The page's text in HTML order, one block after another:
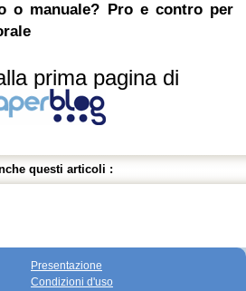
o manuale? Pro e contro per
prima pagina di
questi articoli :
Presentazione
Condizioni d'uso